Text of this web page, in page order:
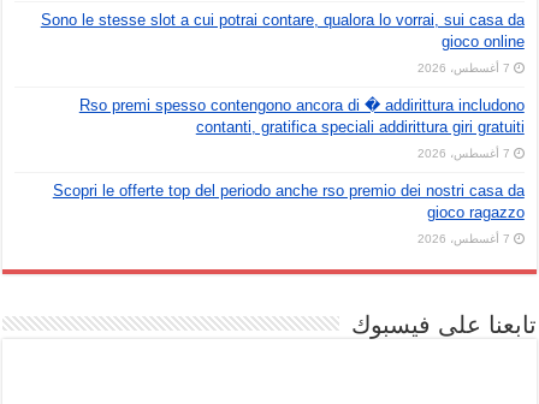
Sono le stesse slot a cui potrai contare, qualora lo vorrai, sui casa da
gioco online
7 أغسطس، 2026
Rso premi spesso contengono ancora di � addirittura includono
contanti, gratifica speciali addirittura giri gratuiti
7 أغسطس، 2026
Scopri le offerte top del periodo anche rso premio dei nostri casa da
gioco ragazzo
7 أغسطس، 2026
تابعنا على فيسبوك